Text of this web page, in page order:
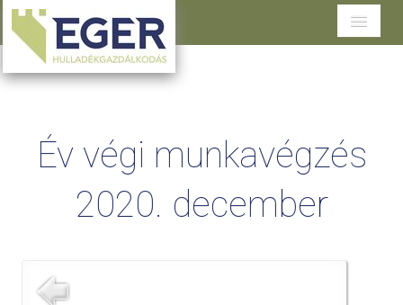
Szolgáltatások területenként
Dokumentumtár
Év végi munkavégzés
2020. december